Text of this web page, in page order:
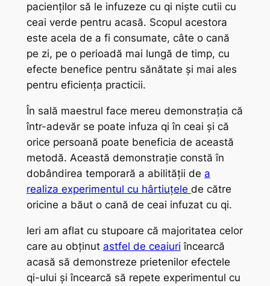
pacienților să le infuzeze cu qi niște cutii cu
ceai verde pentru acasă. Scopul acestora
este acela de a fi consumate, câte o cană
pe zi, pe o perioadă mai lungă de timp, cu
efecte benefice pentru sănătate și mai ales
pentru eficiența practicii.
În sală maestrul face mereu demonstrația că
într-adevăr se poate infuza qi în ceai și că
orice persoană poate beneficia de această
metodă. Această demonstrație constă în
dobândirea temporară a abilității de a
realiza experimentul cu hârtiuțele de către
oricine a băut o cană de ceai infuzat cu qi.
Ieri am aflat cu stupoare că majoritatea celor
care au obținut astfel de ceaiuri încearcă
acasă să demonstreze prietenilor efectele
qi-ului și încearcă să repete experimentul cu